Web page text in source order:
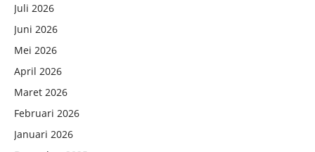
Juli 2026
Juni 2026
Mei 2026
April 2026
Maret 2026
Februari 2026
Januari 2026